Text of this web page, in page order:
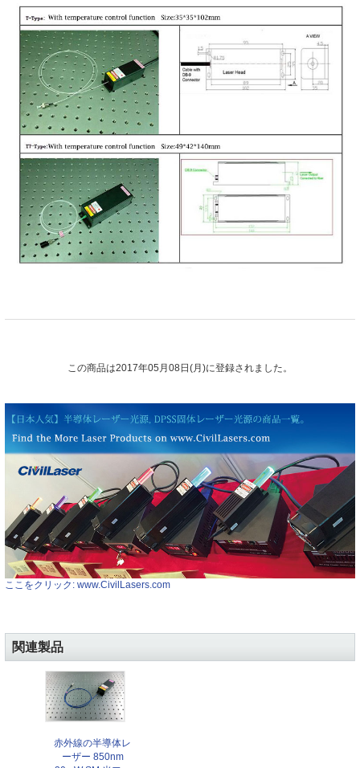
この商品は2017年05月08日(月)に登録されました。
ここをクリック: www.CivilLasers.com
関連製品
赤外線の半導体レ
ーザー 850nm